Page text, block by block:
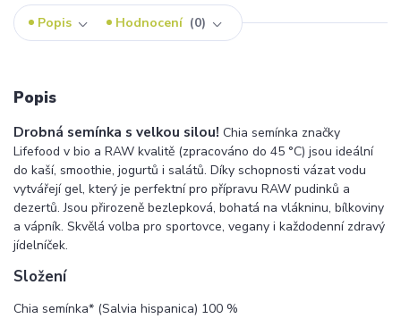
Popis Hodnocení 0
Popis
Drobná semínka s velkou silou! Chia semínka značky
Lifefood v bio a RAW kvalitě (zpracováno do 45 °C) jsou ideální
do kaší, smoothie, jogurtů i salátů. Díky schopnosti vázat vodu
vytvářejí gel, který je perfektní pro přípravu RAW pudinků a
dezertů. Jsou přirozeně bezlepková, bohatá na vlákninu, bílkoviny
a vápník. Skvělá volba pro sportovce, vegany i každodenní zdravý
jídelníček.
Složení
Chia semínka* (Salvia hispanica) 100 %